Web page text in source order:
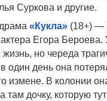
Суркова и другие.
«Кукла» (18+) —
Егора
но череда
один день она
измене. В колонии
там дочку, которую